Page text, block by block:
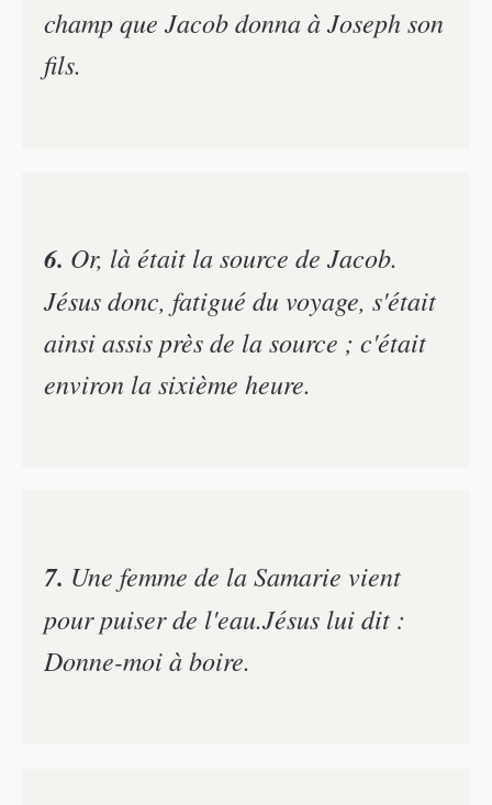
champ que Jacob donna à Joseph son
fils.
6. Or, là était la source de Jacob.
Jésus donc, fatigué du voyage, s'était
ainsi assis près de la source ; c'était
environ la sixième heure.
7. Une femme de la Samarie vient
pour puiser de l'eau.Jésus lui dit :
Donne-moi à boire.